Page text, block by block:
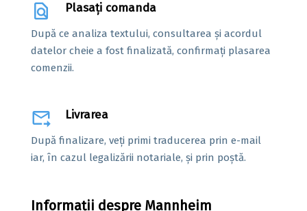
find_in_page Plasați comanda
După ce analiza textului, consultarea și acordul
datelor cheie a fost finalizată, confirmați plasarea
comenzii.
forward_to_inbox Livrarea
După finalizare, veți primi traducerea prin e-mail
iar, în cazul legalizării notariale, și prin poștă.
Informații despre Mannheim